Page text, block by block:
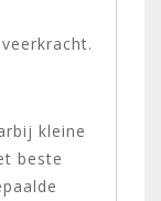
kleine
beste